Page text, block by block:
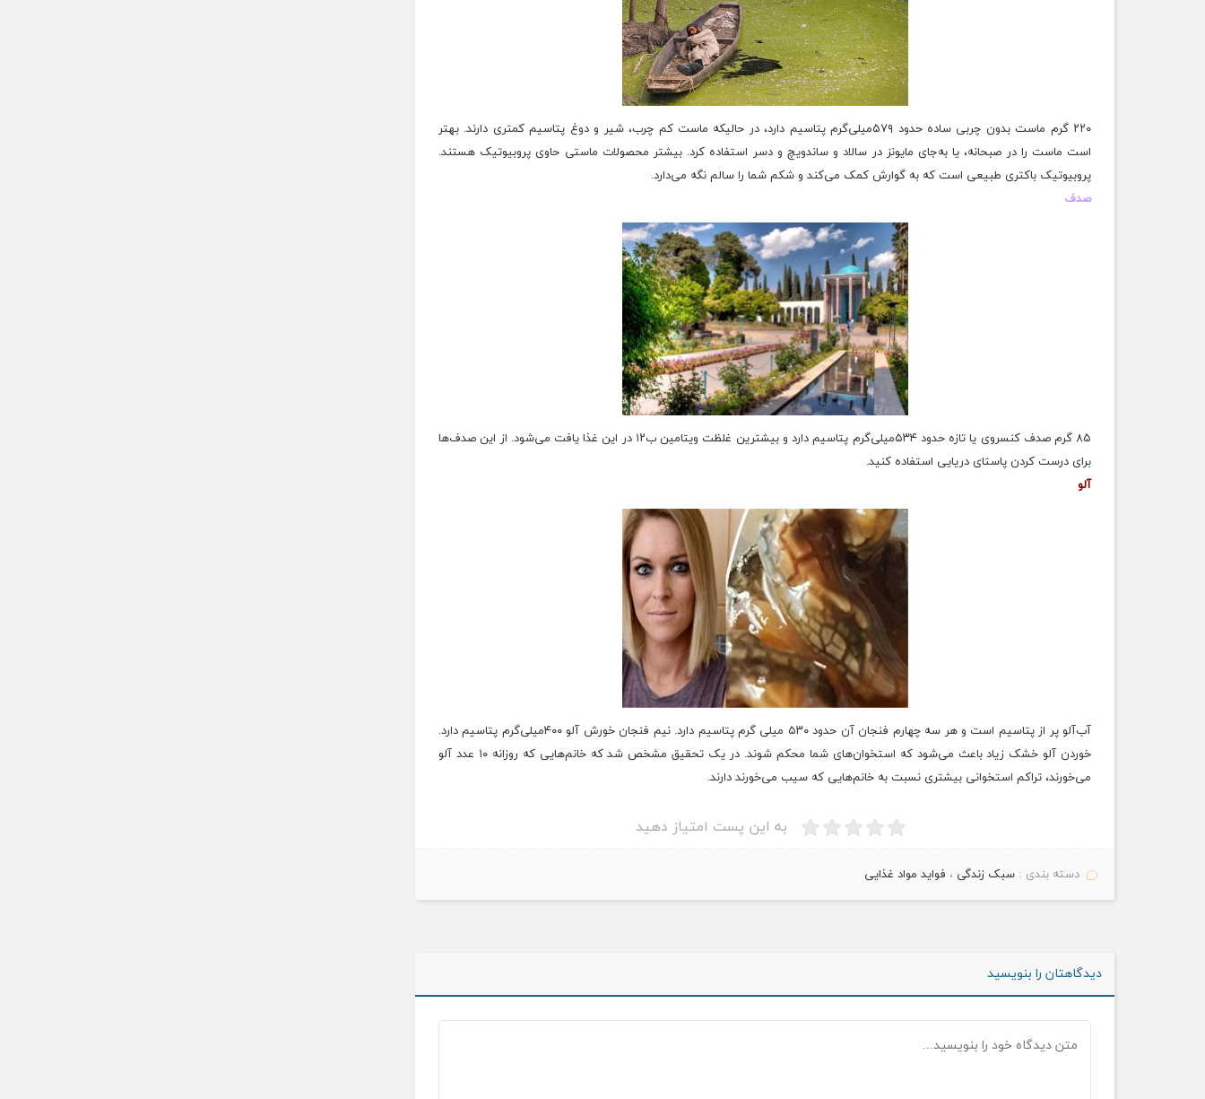
۲۲۰ گرم ماست بدون چربی ساده حدود ۵۷۹میلی‌گرم پتاسیم دارد، در حالیکه ماست کم چرب، شیر و دوغ پتاسیم کمتری دارند. بهتر
است ماست را در صبحانه، یا به‌جای مایونز در سالاد و ساندویچ و دسر استفاده کرد. بیشتر محصولات ماستی حاوی پروبیوتیک هستند.
پروبیوتیک باکتری طبیعی است که به گوارش کمک می‌کند و شکم شما را سالم نگه می‌دارد.
صدف
۸۵ گرم صدف کنسروی یا تازه حدود ۵۳۴میلی‌گرم پتاسیم دارد و بیشترین غلظت ویتامین ب۱۲ در این غذا یافت می‌شود. از این صدف‌ها
برای درست کردن پاستای دریایی استفاده کنید.
آلو
آب‌آلو پر از پتاسیم است و هر سه چهارم فنجان آن حدود ۵۳۰ میلی گرم پتاسیم دارد. نیم فنجان خورش آلو ۴۰۰میلی‌گرم پتاسیم دارد.
خوردن آلو خشک زیاد باعث می‌شود که استخوان‌های شما محکم شوند. در یک تحقیق مشخص شد که خانم‌هایی که روزانه ۱۰ عدد آلو
می‌خورند، تراکم استخوانی بیشتری نسبت به خانم‌هایی که سیب می‌خورند دارند.
به این پست امتیاز دهید
دسته بندی :سبک زندگی ، فواید مواد غذایی
دیدگاهتان را بنویسید